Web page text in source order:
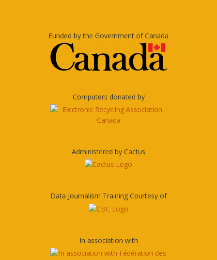
Funded by the Government of Canada
Computers donated by
Administered by Cactus
Data Journalism Training Courtesy of
In association with